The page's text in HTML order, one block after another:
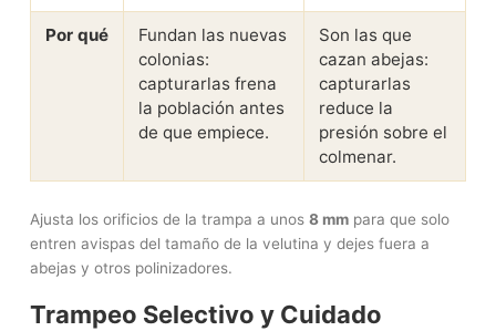
Por qué
Fundan las nuevas
colonias:
capturarlas frena
la población antes
de que empiece.
Son las que
cazan abejas:
capturarlas
reduce la
presión sobre el
colmenar.
Ajusta los orificios de la trampa a unos 8 mmpara que solo
entren avispas del tamaño de la velutina y dejes fuera a
abejas y otros polinizadores.
Trampeo Selectivo y Cuidado